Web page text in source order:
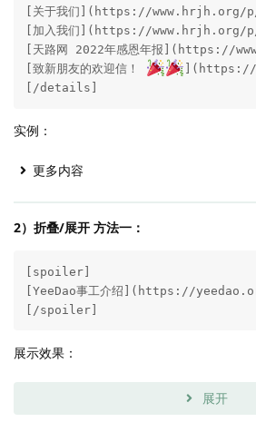
[关于我们](https://www.hrjh.org/
[加入我们](https://www.hrjh.org/
[天路网 2022年感恩年报](https://
[致新朋友的欢迎信！
](https://
[/details]
实例：
更多内容
2）折叠/展开 方法一：
[spoiler]
[YeeDao事工介绍](https://
[/spoiler]
展示效果：
展开